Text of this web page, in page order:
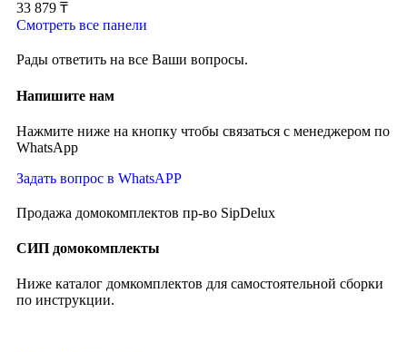
33 879 ₸
Смотреть все панели
Рады ответить на все Ваши вопросы.
Напишите нам
Нажмите ниже на кнопку чтобы связаться с менеджером по
WhatsApp
Задать вопрос в WhatsAPP
Продажа домокомплектов пр-во SipDelux
СИП домокомплекты
Ниже каталог домкомплектов для самостоятельной сборки
по инструкции.